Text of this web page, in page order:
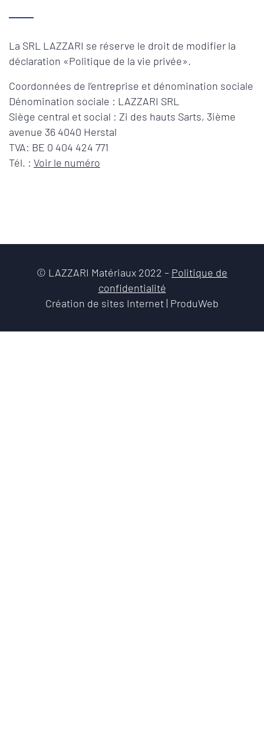
La SRL LAZZARI se réserve le droit de modifier la
déclaration «Politique de la vie privée».
Coordonnées de l’entreprise et dénomination sociale
Dénomination sociale : LAZZARI SRL
Siège central et social : Zi des hauts Sarts, 3ième
avenue 36 4040 Herstal
TVA: BE 0 404 424 771
Tél. : Voir le numéro
© LAZZARI Matériaux 2022 – Politique de
confidentialité
Création de sites Internet | ProduWeb